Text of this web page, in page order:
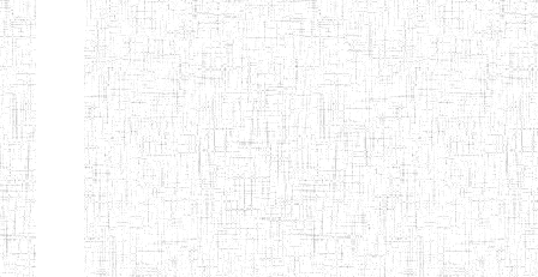
ENIEG
MODERNE
SAINTE MARIE
04/08/2010 ENIEG
ENIEG PRIVEE
BILINGUE LES
BOSONS
04/08/2010 ENIEG